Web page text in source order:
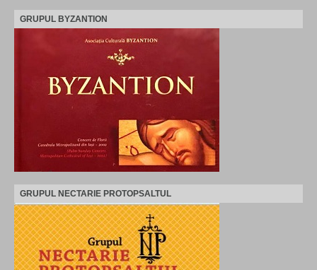
GRUPUL BYZANTION
GRUPUL NECTARIE PROTOPSALTUL